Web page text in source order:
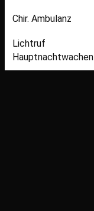
Chir. Ambulanz
Lichtruf
Hauptnachtwachen